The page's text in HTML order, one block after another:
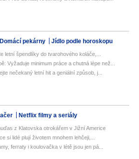
Domácí pekárny Jídlo podle horoskopu
letní špendlíky do tvarohového koláče,...
Vyžaduje minimum práce a chutná lépe než...
nečekaný letní hit a geniální způsob, j...
Netflix filmy a seriály
z Klatovska otrokářem v Jižní Americe
si lidé plují životem mnohem lehčeji,...
ferraty i koulovačka v létě jsou jen pá...